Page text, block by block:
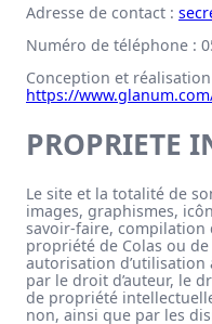
Adresse de contact :
Numéro de téléphone :
Conception et
https://
PROPRIETE
Le site et la totalité de
images, graphismes,
savoir-faire, compilation
propriété de Colas ou de
autorisation
par le droit d’auteur, le
de propriété
non, ainsi que par les